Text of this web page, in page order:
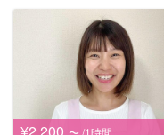
〜 /1時間